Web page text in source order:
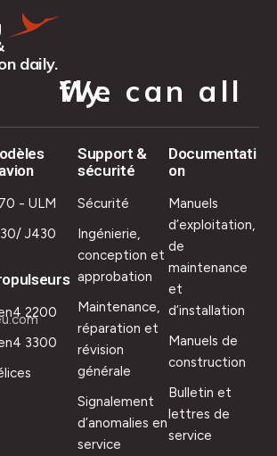
daily.
We can all fly.
- ULM
J430
2200
3300
Support &
sécurité
Sécurité
Ingénierie,
conception et
approbation
Maintenance,
réparation et
révision
générale
Signalement
d’anomalies en
service
Documentati
on
Manuels
d’exploitation,
de
maintenance
et
d’installation
Manuels de
construction
Bulletin et
lettres de
service